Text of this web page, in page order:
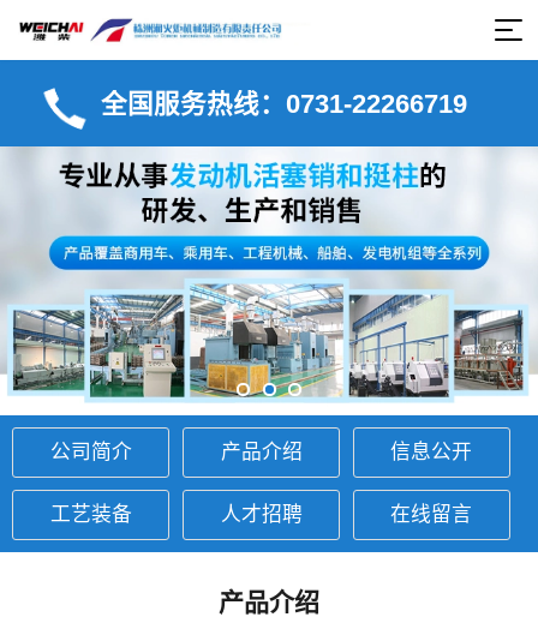
全国服务热线：0731-22266719
公司简介 产品介绍 信息公开
工艺装备 人才招聘 在线留言
产品介绍